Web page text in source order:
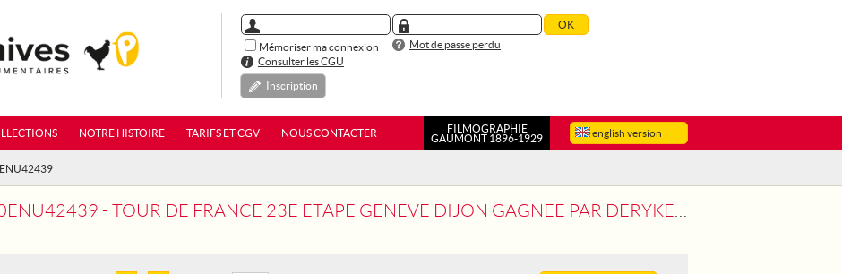
Mémoriser ma connexion
Mot de passe perdu
Consulter les CGU
Inscription
english version
NOTRE HISTOIRE TARIFS ET CGV NOUS CONTACTER
FILMOGRAPHIE
GAUMONT 1896-1929
- TOUR DE FRANCE 23E ETAPE GENEVE DIJON GAGNEE PAR DERYKE. GENEVE ET JET D'EAU